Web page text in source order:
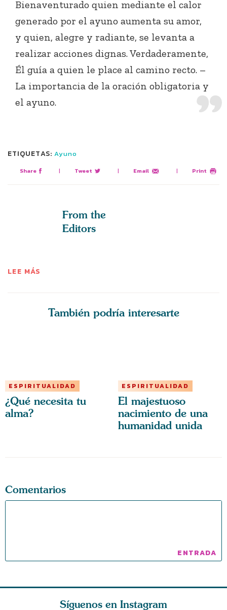
Bienaventurado quien mediante el calor
generado por el ayuno aumenta su amor,
y quien, alegre y radiante, se levanta a
realizar acciones dignas. Verdaderamente,
Él guía a quien le place al camino recto. –
La importancia de la oración obligatoria y
el ayuno.
ETIQUETAS: Ayuno
Share | Tweet | Email | Print
From the
Editors
LEE MÁS
También podría interesarte
ESPIRITUALIDAD
¿Qué necesita tu
alma?
ESPIRITUALIDAD
El majestuoso
nacimiento de una
humanidad unida
Comentarios
Síguenos en Instagram